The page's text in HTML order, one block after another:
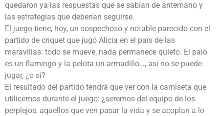
quedaron ya las respuestas que se sabían de antemano y
las estrategias que deberían seguirse.
El juego tiene, hoy, un sospechoso y notable parecido con el
partido de criquet que jugó Alicia en el país de las
maravillas: todo se mueve, nada permanece quieto. El palo
es un flamingo y la pelota un armadillo…, así no se puede
jugar, ¿o si?
El resultado del partido tendrá que ver con la camiseta que
utilicemos durante el juego: ¿seremos del equipo de los
perplejos, aquellos que ven pasar la vida y se acoplan a lo